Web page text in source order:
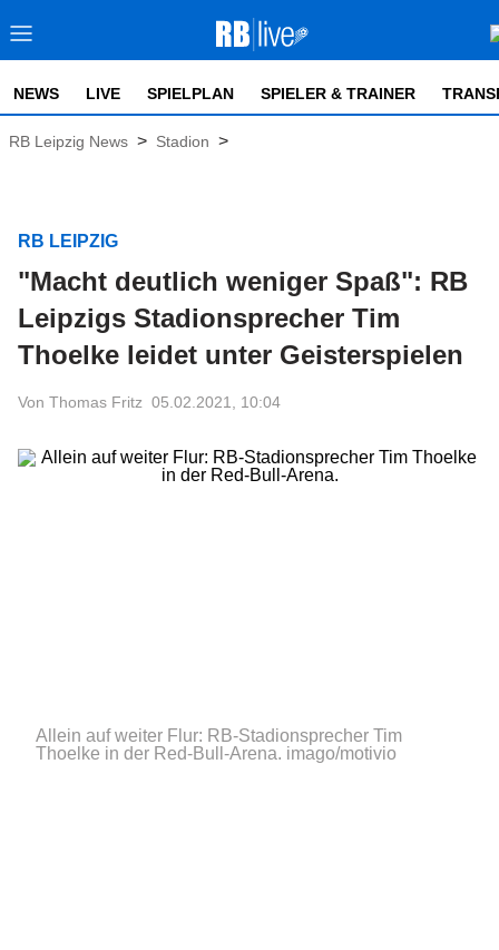
NEWS LIVE SPIELPLAN SPIELER & TRAINER
RB Leipzig News > Stadion >
RB LEIPZIG
"Macht deutlich weniger Spaß": RB
Leipzigs Stadionsprecher Tim
Thoelke leidet unter Geisterspielen
Von Thomas Fritz 05.02.2021, 10:04
Allein auf weiter Flur: RB-Stadionsprecher Tim
Thoelke in der Red-Bull-Arena. imago/motivio